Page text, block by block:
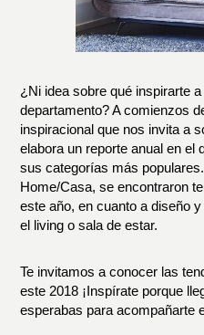
¿Ni idea sobre qué inspirarte
departamento? A comienzos
inspiracional que nos invita a
elabora un reporte anual en el
sus categorías más
Home/Casa, se encontraron
este año, en cuanto a diseño
el living o sala de estar.
Te invitamos a conocer las
este 2018 ¡Inspírate porque
esperabas para acompañarte